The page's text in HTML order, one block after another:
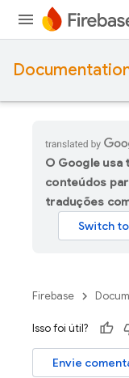
O Google usa
conteúdos
traduções
Firebase
Isso foi útil?
Envie